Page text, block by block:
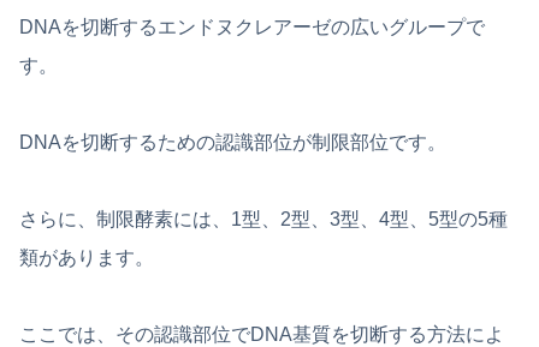
DNAを切断するエンドヌクレアーゼの広いグループで
す。
DNAを切断するための認識部位が制限部位です。
さらに、制限酵素には、1型、2型、3型、4型、5型の5種
類があります。
ここでは、その認識部位でDNA基質を切断する方法によ